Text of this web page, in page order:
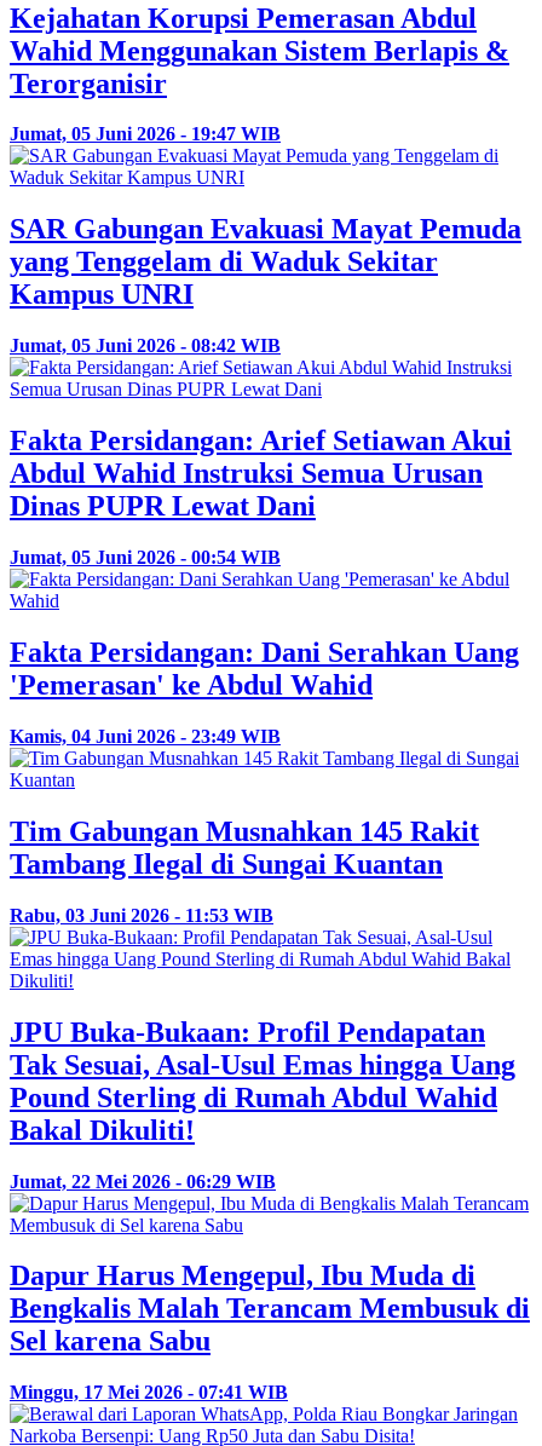
Kejahatan Korupsi Pemerasan Abdul
Wahid Menggunakan Sistem Berlapis &
Terorganisir
Jumat, 05 Juni 2026 - 19:47 WIB
SAR Gabungan Evakuasi Mayat Pemuda
yang Tenggelam di Waduk Sekitar
Kampus UNRI
Jumat, 05 Juni 2026 - 08:42 WIB
Fakta Persidangan: Arief Setiawan Akui
Abdul Wahid Instruksi Semua Urusan
Dinas PUPR Lewat Dani
Jumat, 05 Juni 2026 - 00:54 WIB
Fakta Persidangan: Dani Serahkan Uang
'Pemerasan' ke Abdul Wahid
Kamis, 04 Juni 2026 - 23:49 WIB
Tim Gabungan Musnahkan 145 Rakit
Tambang Ilegal di Sungai Kuantan
Rabu, 03 Juni 2026 - 11:53 WIB
JPU Buka-Bukaan: Profil Pendapatan
Tak Sesuai, Asal-Usul Emas hingga Uang
Pound Sterling di Rumah Abdul Wahid
Bakal Dikuliti!
Jumat, 22 Mei 2026 - 06:29 WIB
Dapur Harus Mengepul, Ibu Muda di
Bengkalis Malah Terancam Membusuk di
Sel karena Sabu
Minggu, 17 Mei 2026 - 07:41 WIB